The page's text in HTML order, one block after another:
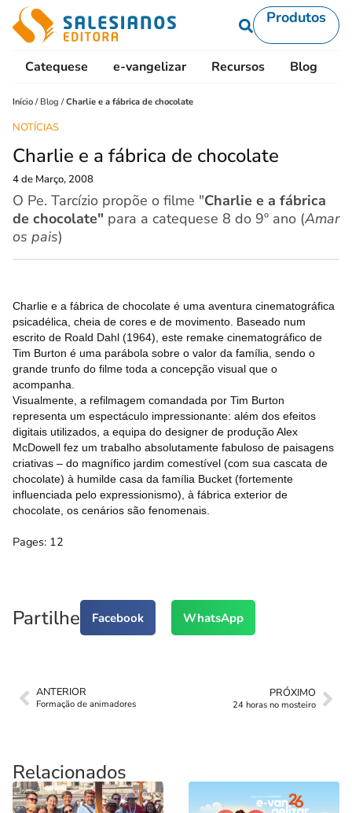
Produtos
Catequese e-vangelizar Recursos Blog
Início / Blog /Charlie e a fábrica de chocolate
NOTÍCIAS
Charlie e a fábrica de chocolate
4 de Março, 2008
O Pe. Tarcízio propõe o filme "Charlie e a fábrica
de chocolate" para a catequese 8 do 9º ano (Amar
os pais)
Charlie e a fábrica de chocolate é uma aventura cinematográfica
psicadélica, cheia de cores e de movimento. Baseado num
escrito de Roald Dahl (1964), este remake cinematográfico de
Tim Burton é uma parábola sobre o valor da família, sendo o
grande trunfo do filme toda a concepção visual que o
acompanha.
Visualmente, a refilmagem comandada por Tim Burton
representa um espectáculo impressionante: além dos efeitos
digitais utilizados, a equipa do designer de produção Alex
McDowell fez um trabalho absolutamente fabuloso de paisagens
criativas – do magnífico jardim comestível (com sua cascata de
chocolate) à humilde casa da família Bucket (fortemente
influenciada pelo expressionismo), à fábrica exterior de
chocolate, os cenários são fenomenais.
Pages: 12
Partilhe Facebook WhatsApp
ANTERIOR
Formação de animadores
PRÓXIMO
24 horas no mosteiro
Relacionados